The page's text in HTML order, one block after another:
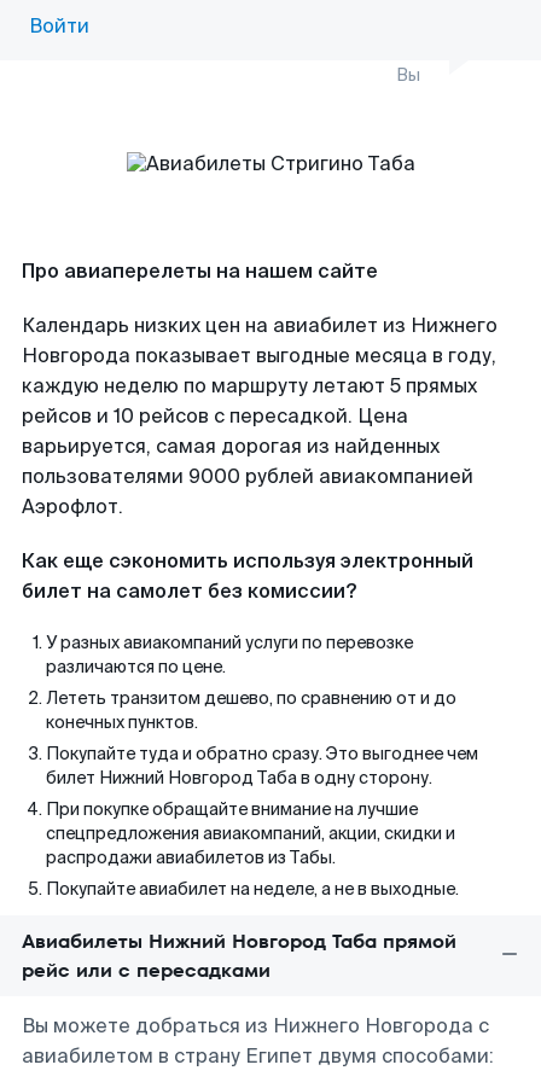
Войти
Вы
Про авиаперелеты на нашем сайте
Календарь низких цен на авиабилет из Нижнего
Новгорода показывает выгодные месяца в году,
каждую неделю по маршруту летают 5 прямых
рейсов и 10 рейсов с пересадкой. Цена
варьируется, самая дорогая из найденных
пользователями 9000 рублей авиакомпанией
Аэрофлот.
Как еще сэкономить используя электронный
билет на самолет без комиссии?
У разных авиакомпаний услуги по перевозке
различаются по цене.
Лететь транзитом дешево, по сравнению от и до
конечных пунктов.
Покупайте туда и обратно сразу. Это выгоднее чем
билет Нижний Новгород Таба в одну сторону.
При покупке обращайте внимание на лучшие
спецпредложения авиакомпаний, акции, скидки и
распродажи авиабилетов из Табы.
Покупайте авиабилет на неделе, а не в выходные.
Авиабилеты Нижний Новгород Таба прямой
рейс или с пересадками
Вы можете добраться из Нижнего Новгорода с
авиабилетом в страну Египет двумя способами: